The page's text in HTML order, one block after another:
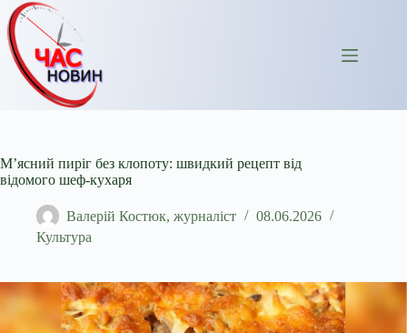
Перейти
до
вмісту
М’ясний пиріг без клопоту: швидкий рецепт від
відомого шеф-кухаря
Валерій Костюк, журналіст
08.06.2026
Культура